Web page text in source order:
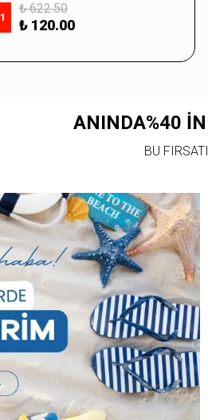
₺ 622.50
₺ 120.00
ANINDA%40
BU